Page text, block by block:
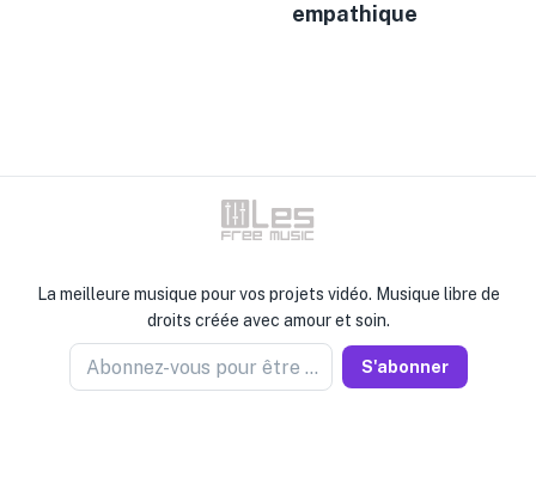
empathique
La meilleure musique pour vos projets vidéo. Musique libre de
droits créée avec amour et soin.
Abonnez-vous pour être informé S'abonner